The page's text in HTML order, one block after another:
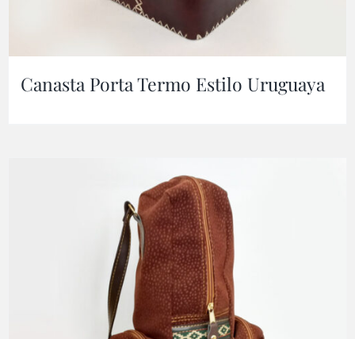
Canasta Porta Termo Estilo Uruguaya